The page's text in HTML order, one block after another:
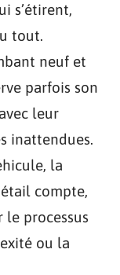
s’étirent,
tout.
neuf et
parfois son
leur
inattendues.
la
compte,
le processus
ou la